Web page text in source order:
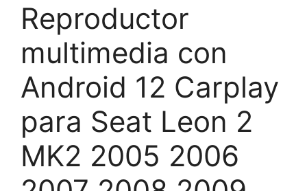
Reproductor
multimedia con
Android 12 Carplay
para Seat Leon 2
MK2 2005 2006